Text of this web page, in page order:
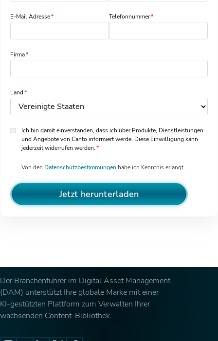
E-Mail Adresse Telefonnummer
Firma
Land
Ich bin damit einverstanden, dass ich über Produkte, Dienstleistungen
und Angebote von Canto informiert werde. Diese Einwilligung kann
jederzeit widerrufen werden.
Von den Datenschutzbestimmungen habe ich Kenntnis erlangt.
Jetzt herunterladen
Der Branchenführer im Digital Asset Management
(DAM) unterstützt Ihre globale Marke mit einer
KI-gestützten Plattform zum Verwalten Ihrer
wachsenden Content-Bibliothek.